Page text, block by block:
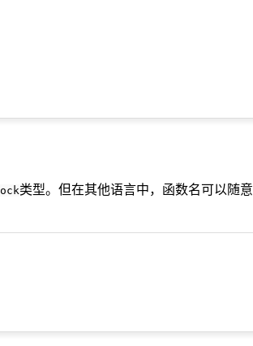
类型。但在其他语言中，函数名可以随意